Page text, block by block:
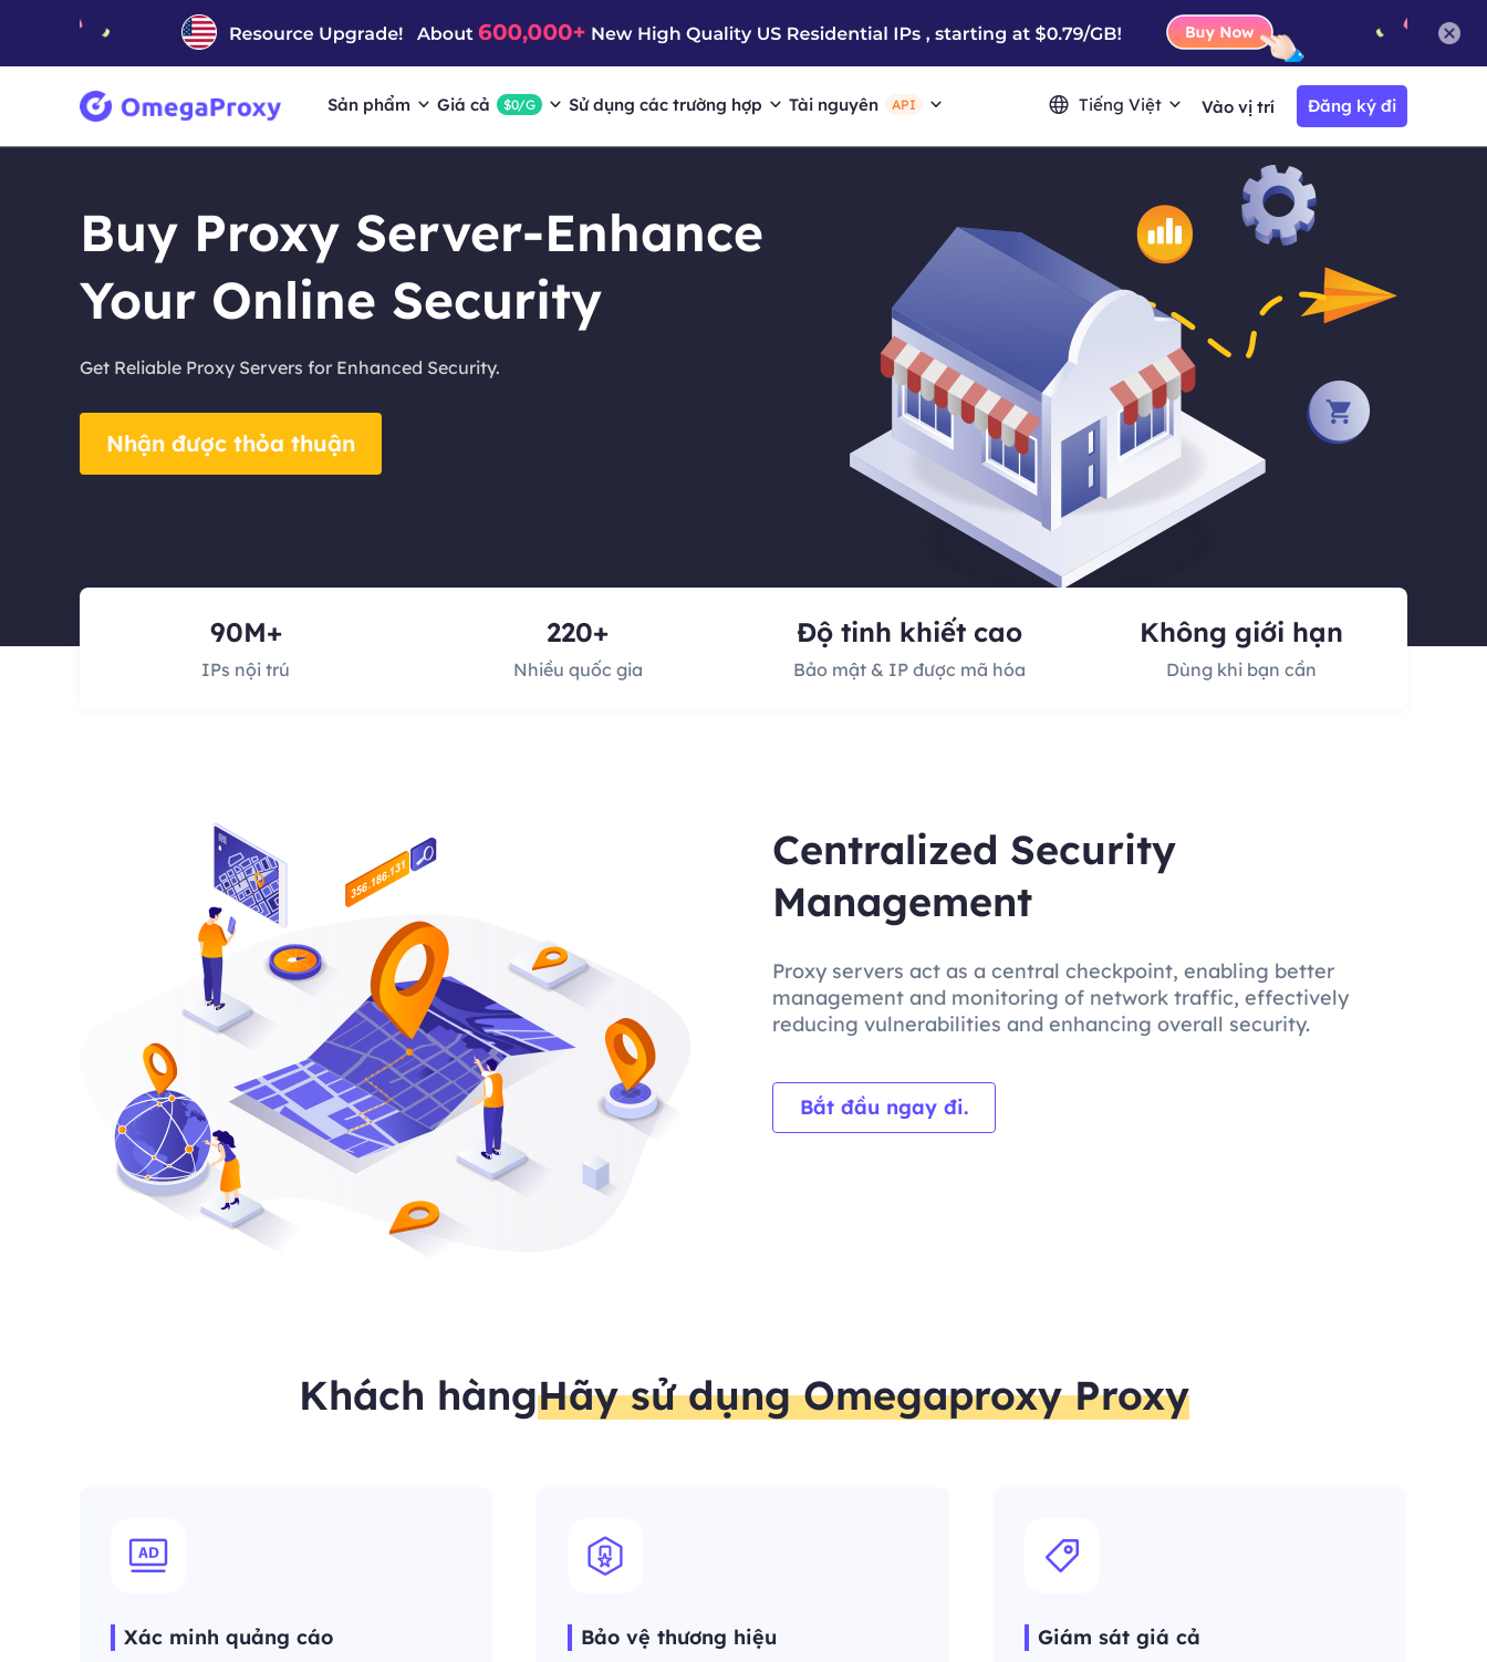
Sản phẩm Giá cả $0/G Sử dụng các trường hợp Tài nguyên API Tiếng Việt Vào vị trí Đăng ký đi
Buy Proxy Server-Enhance
Your Online Security
Get Reliable Proxy Servers for Enhanced Security.
Nhận được thỏa thuận
90M+
IPs nội trú
220+
Nhiều quốc gia
Độ tinh khiết cao
Bảo mật & IP được mã hóa
Không giới hạn
Dùng khi bạn cần
Centralized Security
Management
Proxy servers act as a central checkpoint, enabling better
management and monitoring of network traffic, effectively
reducing vulnerabilities and enhancing overall security.
Bắt đầu ngay đi.
Khách hàngHãy sử dụng Omegaproxy Proxy
Xác minh quảng cáo Bảo vệ thương hiệu Giám sát giá cả